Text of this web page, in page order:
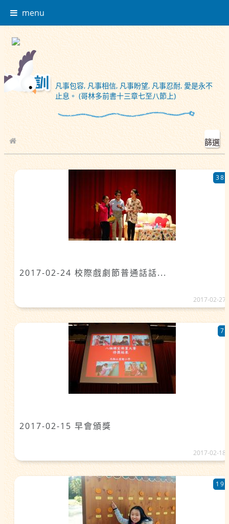
menu
凡事包容, 凡事相信, 凡事盼望, 凡事忍耐, 愛是永不
止息。 (哥林多前書十三章七至八節上)
校園相簿
篩選
2017-02-24 校際戲劇節普通話話...
38
2017-02-27
2017-02-15 早會頒獎
7
2017-02-18
19